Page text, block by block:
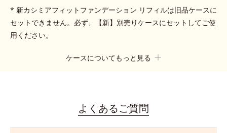
* 新カシミアフィットファンデーション リフィルは旧品ケースに
セットできません。必ず、【新】別売りケースにセットしてご使
用ください。
リフィルのセットと取りはずし方法
ケースについてもっと見る
よくあるご質問